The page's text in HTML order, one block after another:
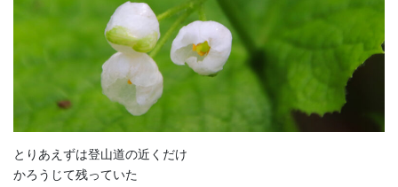
とりあえずは登山道の近くだけ
かろうじて残っていた